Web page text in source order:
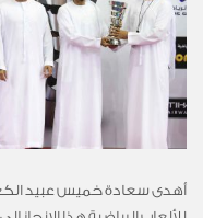
أهدى سعادة خميس عبيد